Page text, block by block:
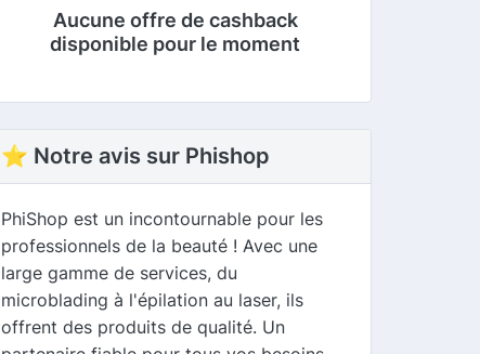
Aucune offre de cashback
disponible pour le moment
⭐ Notre avis sur Phishop
PhiShop est un incontournable pour les
professionnels de la beauté ! Avec une
large gamme de services, du
microblading à l'épilation au laser, ils
offrent des produits de qualité. Un